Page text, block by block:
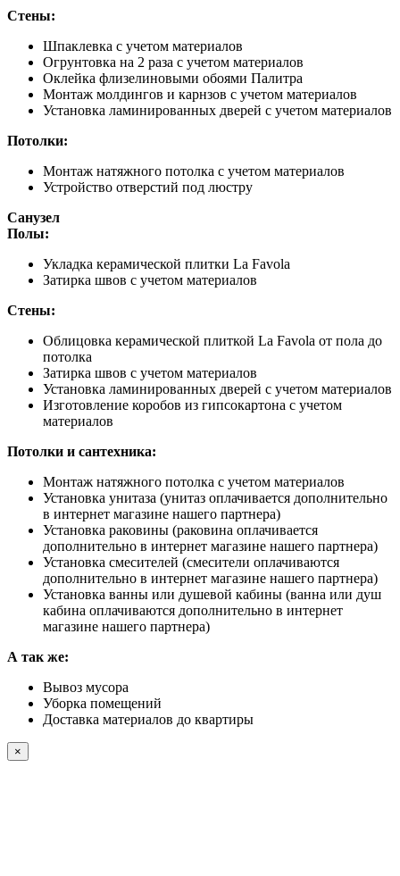
Стены:
Шпаклевка с учетом материалов
Огрунтовка на 2 раза с учетом материалов
Оклейка флизелиновыми обоями Палитра
Монтаж молдингов и карнзов с учетом материалов
Установка ламинированных дверей с учетом материалов
Потолки:
Монтаж натяжного потолка с учетом материалов
Устройство отверстий под люстру
Санузел
Полы:
Укладка керамической плитки La Favola
Затирка швов с учетом материалов
Стены:
Облицовка керамической плиткой La Favola от пола до
потолка
Затирка швов с учетом материалов
Установка ламинированных дверей с учетом материалов
Изготовление коробов из гипсокартона с учетом
материалов
Потолки и сантехника:
Монтаж натяжного потолка с учетом материалов
Установка унитаза (унитаз оплачивается дополнительно
в интернет магазине нашего партнера)
Установка раковины (раковина оплачивается
дополнительно в интернет магазине нашего партнера)
Установка смесителей (смесители оплачиваются
дополнительно в интернет магазине нашего партнера)
Установка ванны или душевой кабины (ванна или душ
кабина оплачиваются дополнительно в интернет
магазине нашего партнера)
А так же:
Вывоз мусора
Уборка помещений
Доставка материалов до квартиры
×